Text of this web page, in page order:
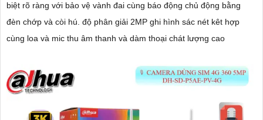
biệt rõ ràng với bảo vệ vành đai cùng báo động chủ động bằng
đèn chớp và còi hú. độ phân giải 2MP ghi hình sác nét kêt hợp
cùng loa và mic thu âm thanh và dàm thoại chát lượng cao